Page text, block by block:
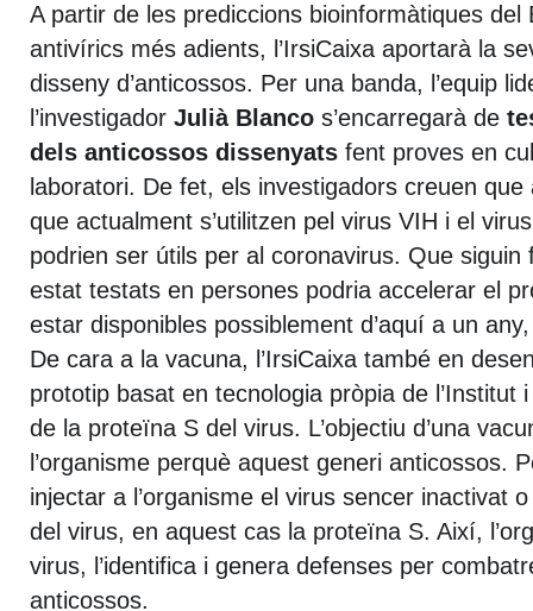
A partir de les prediccions bioinformàtiques del
antivírics més adients, l’IrsiCaixa aportarà la
disseny d’anticossos. Per una banda, l’equip
l’investigador Julià Blanco s’encarregarà de
dels anticossos dissenyats fent proves en
laboratori. De fet, els investigadors creuen
que actualment s’utilitzen pel virus VIH i el
podrien ser útils per al coronavirus. Que siguin
estat testats en persones podria accelerar el
estar disponibles possiblement d’aquí a un
De cara a la vacuna, l’IrsiCaixa també en
prototip basat en tecnologia pròpia de l’Institut
de la proteïna S del virus. L’objectiu d’una
l’organisme perquè aquest generi anticossos.
injectar a l’organisme el virus sencer inactivat
del virus, en aquest cas la proteïna S. Així,
virus, l’identifica i genera defenses per
anticossos.